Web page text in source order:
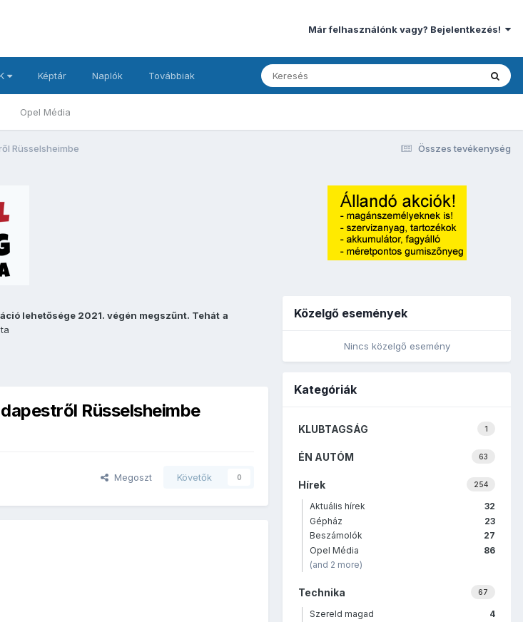
Már felhasználónk vagy? Bejelentkezés!
Opel Média
Képtár Naplók Továbbiak
Összes tevékenység
Rüsselsheimbe
lehetősége 2021. végén megszűnt. Tehát a
Rüsselsheimbe
Megoszt Követők 0
Közelgő események
Nincs közelgő esemény
Kategóriák
1
KLUBTAGSÁG
63
ÉN AUTÓM
254
Hírek
32
Aktuális hírek
23
Gépház
27
Beszámolók
86
Opel Média
(and 2 more)
67
Technika
4
Szereld magad